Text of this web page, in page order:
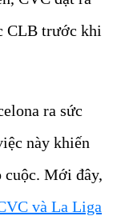
CLB trước khi
ra sức
này khiến
cuộc. Mới đây,
và La Liga